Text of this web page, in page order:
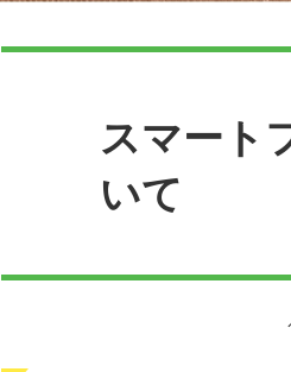
スマート
いて